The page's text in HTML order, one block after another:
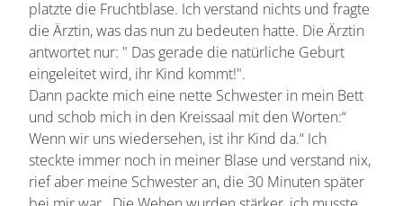
platzte die Fruchtblase. Ich verstand nichts und fragte
die Ärztin, was das nun zu bedeuten hatte. Die Ärztin
antwortet nur: " Das gerade die natürliche Geburt
eingeleitet wird, ihr Kind kommt!".
Dann packte mich eine nette Schwester in mein Bett
und schob mich in den Kreissaal mit den Worten:“
Wenn wir uns wiedersehen, ist ihr Kind da.“ Ich
steckte immer noch in meiner Blase und verstand nix,
rief aber meine Schwester an, die 30 Minuten später